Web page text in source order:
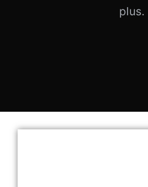
plus.